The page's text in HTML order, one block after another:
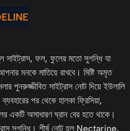
ফল, ফুলের মতো সুগন্ধি যা
মনকে মাতিয়ে রাখবে। মিষ্টি অমৃত
পুনরুজ্জীবিত সাইট্রাস নোট দিয়ে ইউলালি
পর থেকে হালকা ফ্রিসিয়া,
একটি অসাধারণ ঘ্রান বের হতে থাকে।
সুগন্ধি। শীর্ষ নোট হল Nectarine,